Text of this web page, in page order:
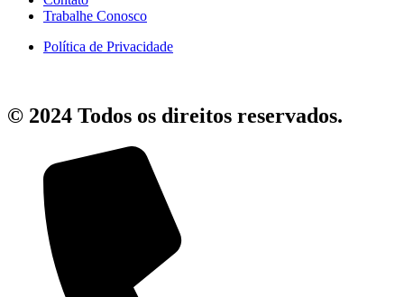
Trabalhe Conosco
Política de Privacidade
© 2024 Todos os direitos reservados.